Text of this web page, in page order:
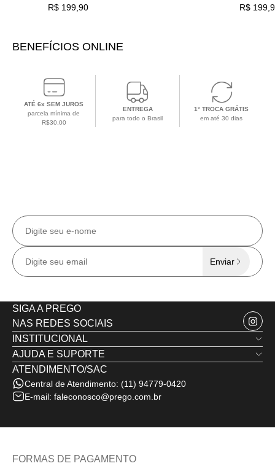
R$ 199,90
R$
BENEFÍCIOS ONLINE
ATÉ 6x SEM JUROS
parcela mínima de
R$30,00
ENTREGA
para todo o Brasil
1° TROCA GRÁTIS
em até 30 dias
Enviar
SIGA A PREGO
NAS REDES SOCIAIS
INSTITUCIONAL
Quem Somos
Nossas Lojas
Minha Conta
AJUDA E SUPORTE
Trocas e Devoluções
Política de Privacidade
Termos de Uso
ATENDIMENTO/SAC
Central de Atendimento: (11) 94779-0420
E-mail: faleconosco@prego.com.br
FORMAS DE PAGAMENTO